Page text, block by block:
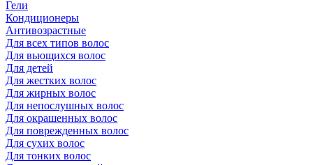
Гели
Кондиционеры
Антивозрастные
Для всех типов волос
Для вьющихся волос
Для детей
Для жестких волос
Для жирных волос
Для непослушных волос
Для окрашенных волос
Для поврежденных волос
Для сухих волос
Для тонких волос